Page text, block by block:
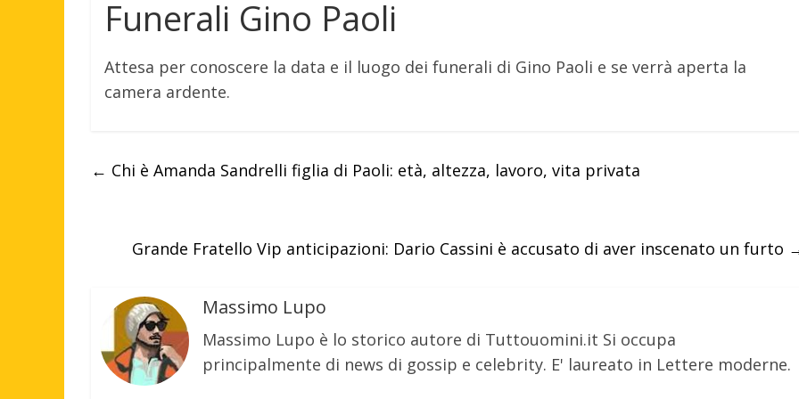
Funerali Gino Paoli
Attesa per conoscere la data e il luogo dei funerali di Gino Paoli e se verrà aperta la
camera ardente.
← Chi è Amanda Sandrelli figlia di Paoli: età, altezza, lavoro, vita privata
Grande Fratello Vip anticipazioni: Dario Cassini è accusato di aver inscenato un furto
Massimo Lupo
Massimo Lupo è lo storico autore di Tuttouomini.it Si occupa
principalmente di news di gossip e celebrity. E' laureato in Lettere moderne.